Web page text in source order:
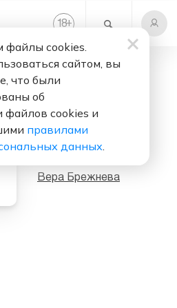
18+
Слушать бесплатно
Любите друг
друга
Вера Брежнева
файлы cookies.
сайтом, вы
что были
об
файлов cookies и
правилами
данных.